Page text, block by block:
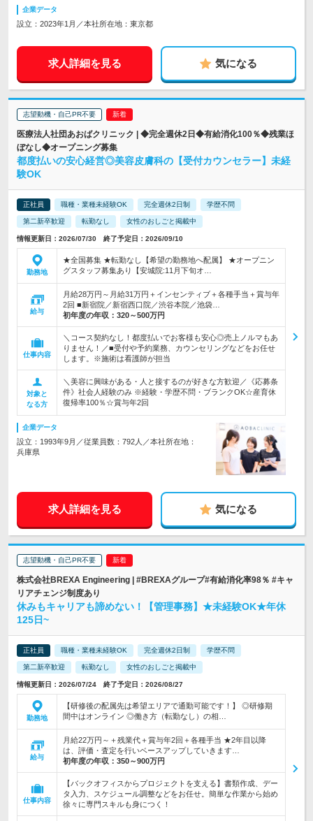
企業データ
設立：2023年1月／本社所在地：東京都
求人詳細を見る 気になる
志望動機・自己PR不要
医療法人社団あおばクリニック | ◆完全週休2日◆有給消化100％◆残業ほ
ぼなし◆オープニング募集
都度払いの安心経営◎美容皮膚科の【受付カウンセラー】未経
験OK
正社員 職種・業種未経験OK 完全週休2日制 学歴不問
第二新卒歓迎 転勤なし 女性のおしごと掲載中
情報更新日：2026/07/30 終了予定日：2026/09/10
勤務地
★全国募集 ★転勤なし【希望の勤務地へ配属】 ★オープニン
グスタッフ募集あり【安城院:11月下旬オ…
給与
月給28万円～月給31万円＋インセンティブ＋各種手当＋賞与年
2回 ■新宿院／新宿西口院／渋谷本院／池袋…
初年度の年収： 320～500万円
仕事内容
＼コース契約なし！都度払いでお客様も安心◎売上ノルマもあ
りません！／■受付や予約業務、カウンセリングなどをお任せ
します。※施術は看護師が担当
対象と
なる方
＼美容に興味がある・人と接するのが好きな方歓迎／《応募条
件》社会人経験のみ ※経験・学歴不問・ブランクOK☆産育休
復帰率100％☆賞与年2回
企業データ
設立：1993年9月／従業員数：792人／本社所在地：
兵庫県
求人詳細を見る 気になる
志望動機・自己PR不要
株式会社BREXA Engineering | #BREXAグループ#有給消化率98％ #キャ
リアチェンジ制度あり
休みもキャリアも諦めない！【管理事務】★未経験OK★年休
125日~
正社員 職種・業種未経験OK 完全週休2日制 学歴不問
第二新卒歓迎 転勤なし 女性のおしごと掲載中
情報更新日：2026/07/24 終了予定日：2026/08/27
勤務地
【研修後の配属先は希望エリアで通勤可能です！】 ◎研修期
間中はオンライン ◎働き方（転勤なし）の相…
給与
月給22万円～＋残業代＋賞与年2回＋各種手当 ★2年目以降
は、評価・査定を行いベースアップしていきます…
初年度の年収： 350～900万円
仕事内容
【バックオフィスからプロジェクトを支える】書類作成、デー
タ入力、スケジュール調整などをお任せ。簡単な作業から始め
徐々に専門スキルも身につく！